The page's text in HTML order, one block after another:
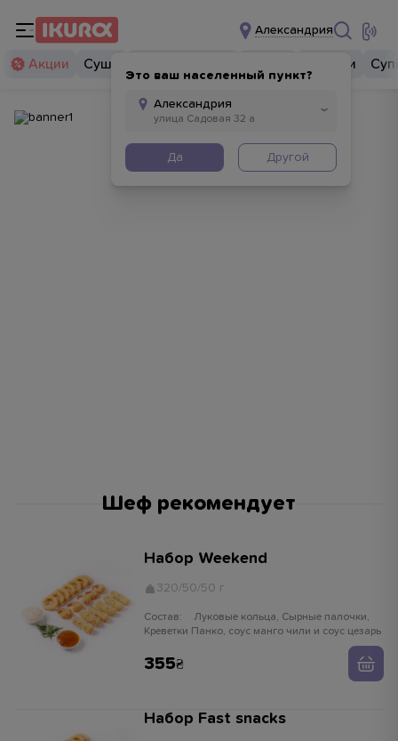
Александрия
Это ваш населенный пункт?
Да Другой
Акции Суши Закуски
Шеф рекомендует
Набор Weekend
320/50/50 г
Состав:
Креветки Панко, соус манго чили и соус цезарь
355
Набор Fast snacks